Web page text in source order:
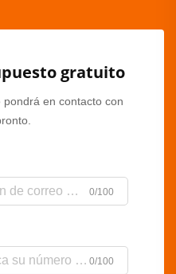
gratuito
en contacto con
0/100
0/100